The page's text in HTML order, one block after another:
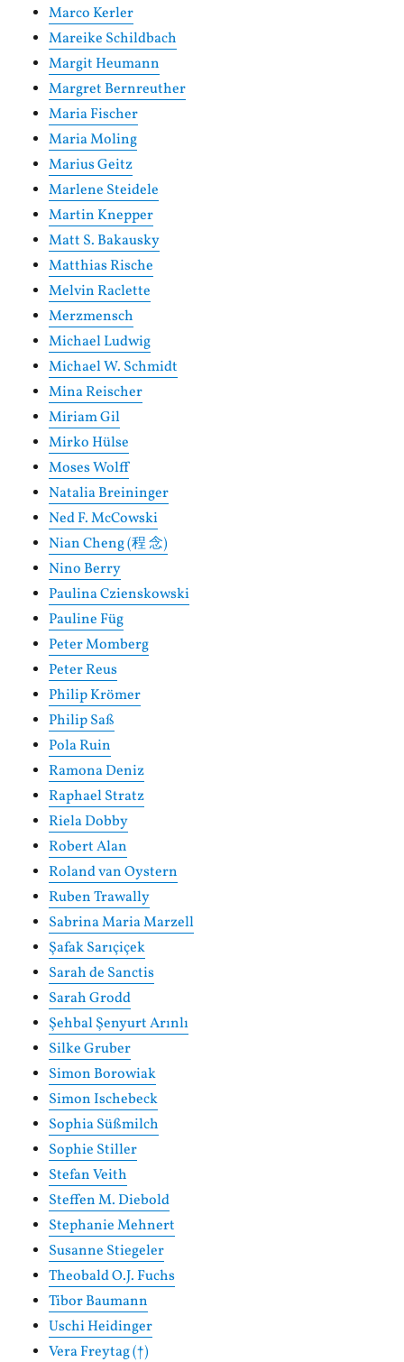
Marco Kerler
Mareike Schildbach
Margit Heumann
Margret Bernreuther
Maria Fischer
Maria Moling
Marius Geitz
Marlene Steidele
Martin Knepper
Matt S. Bakausky
Matthias Rische
Melvin Raclette
Merzmensch
Michael Ludwig
Michael W. Schmidt
Mina Reischer
Miriam Gil
Mirko Hülse
Moses Wolff
Natalia Breininger
Ned F. McCowski
Nian Cheng (程 念)
Nino Berry
Paulina Czienskowski
Pauline Füg
Peter Momberg
Peter Reus
Philip Krömer
Philip Saß
Pola Ruin
Ramona Deniz
Raphael Stratz
Riela Dobby
Robert Alan
Roland van Oystern
Ruben Trawally
Sabrina Maria Marzell
Şafak Sarıçiçek
Sarah de Sanctis
Sarah Grodd
Şehbal Şenyurt Arınlı
Silke Gruber
Simon Borowiak
Simon Ischebeck
Sophia Süßmilch
Sophie Stiller
Stefan Veith
Steffen M. Diebold
Stephanie Mehnert
Susanne Stiegeler
Theobald O.J. Fuchs
Tibor Baumann
Uschi Heidinger
Vera Freytag (†)